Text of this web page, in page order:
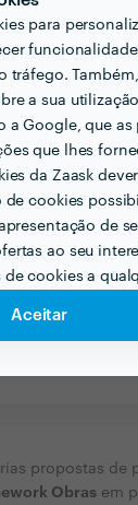
para
tráfego.
a sua
a Google, que
que lhes
da Zaask
de cookies
de
ao seu
cookies a
Aceitar
de Casa de
empresa
na
propostas de
Obrasem